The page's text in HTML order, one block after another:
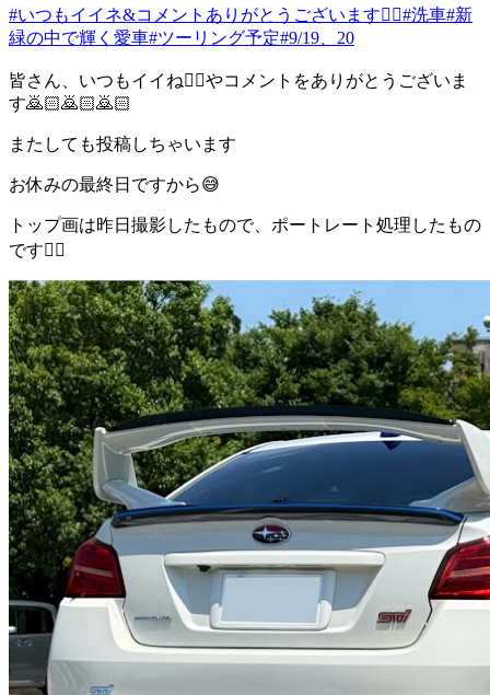
#いつもイイネ&コメントありがとうございます🙇‍♂️#洗車#新
緑の中で輝く愛車#ツーリング予定#9/19、20
皆さん、いつもイイね👍🏻やコメントをありがとうございま
す🙇🏻️🙇🏻️🙇🏻️
またしても投稿しちゃいます
お休みの最終日ですから😅
トップ画は昨日撮影したもので、ポートレート処理したもの
です☝🏻